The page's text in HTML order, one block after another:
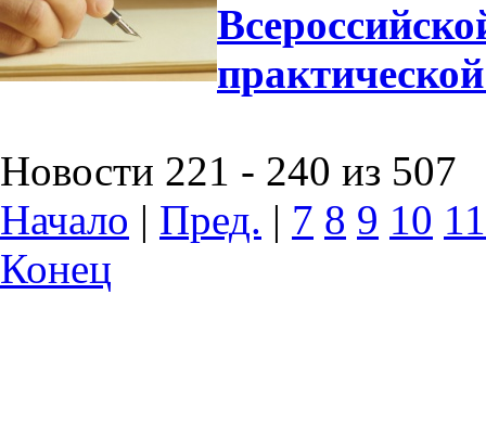
Новости 221 - 240 из 507
Начало | Пред. | 7 8 9 10 11
Конец